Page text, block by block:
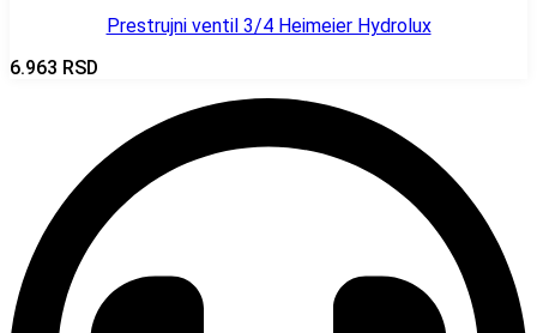
Prestrujni ventil 3/4 Heimeier Hydrolux
6.963 RSD